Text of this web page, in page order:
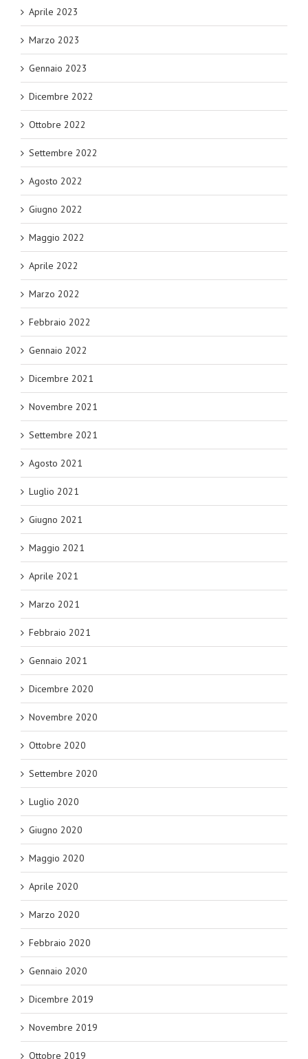
Aprile 2023
Marzo 2023
Gennaio 2023
Dicembre 2022
Ottobre 2022
Settembre 2022
Agosto 2022
Giugno 2022
Maggio 2022
Aprile 2022
Marzo 2022
Febbraio 2022
Gennaio 2022
Dicembre 2021
Novembre 2021
Settembre 2021
Agosto 2021
Luglio 2021
Giugno 2021
Maggio 2021
Aprile 2021
Marzo 2021
Febbraio 2021
Gennaio 2021
Dicembre 2020
Novembre 2020
Ottobre 2020
Settembre 2020
Luglio 2020
Giugno 2020
Maggio 2020
Aprile 2020
Marzo 2020
Febbraio 2020
Gennaio 2020
Dicembre 2019
Novembre 2019
Ottobre 2019